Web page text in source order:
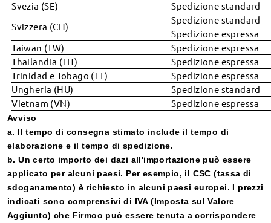
Lenti Speciali (note come lenti decentrate) — FAQ
Traccia il mio ordine
Suggerimenti e feedback
Reso e cambio entro 60 giorni
Gli occhiali che non ti soddisfano possono essere
cambiati o rimborsati entro 60 giorni dalla
ricezione.
Svezia (SE)
Spedizione standard
Svizzera (CH)
Spedizione standard
Spedizione espressa
Taiwan (TW)
Spedizione espressa
Thailandia (TH)
Spedizione espressa
Trinidad e Tobago (TT)
Spedizione espressa
Ungheria (HU)
Spedizione standard
Vietnam (VN)
Spedizione espressa
Avviso
a. Il tempo di consegna stimato include il tempo di
elaborazione e il tempo di spedizione.
b. Un certo importo dei dazi all'importazione può essere
applicato per alcuni paesi. Per esempio, il CSC (tassa di
sdoganamento) è richiesto in alcuni paesi europei. I prezzi
indicati sono comprensivi di IVA (Imposta sul Valore
Aggiunto) che Firmoo può essere tenuta a corrispondere